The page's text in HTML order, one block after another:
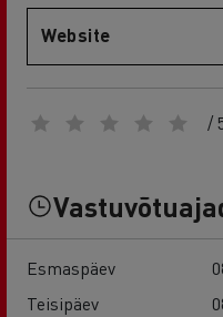
Website
/
Esmaspäev
Teisipäev